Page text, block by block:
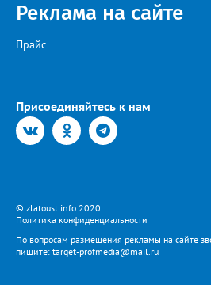
Реклама на сайте
Прайс
Присоединяйтесь к нам
© zlatoust.info 2020
Политика конфиденциальности
По вопросам размещения рекламы на сайте
пишите: target-profmedia@mail.ru